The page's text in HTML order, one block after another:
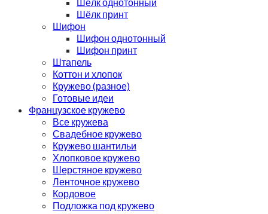
Шёлк принт
Шифон
Шифон однотонный
Шифон принт
Штапель
Коттон и хлопок
Кружево (разное)
Готовые идеи
Французское кружево
Все кружева
Свадебное кружево
Кружево шантильи
Хлопковое кружево
Шерстяное кружево
Ленточное кружево
Кордовое
Подложка под кружево